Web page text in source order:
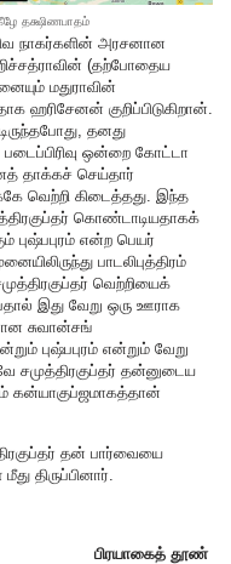
தக்ஷிணபாதம்
நாகர்களின் அரசனான
(தற்போதைய
மதுராவின்
ஹரிசேனன் குறிப்பிடுகிறான்.
தனது
ஒன்றை கோட்டா
தாக்கச் செய்தார்
வெற்றி கிடைத்தது. இந்த
கொண்டாடியதாகக்
புஷ்பபுரம் என்ற பெயர்
பாடலிபுத்திரம்
வெற்றியைக்
இது வேறு ஒரு ஊராக
சுவான்சங்
புஷ்பபுரம் என்றும் வேறு
சமுத்திரகுப்தர் தன்னுடைய
கன்யாகுப்ஜமாகத்தான்
தன் பார்வையை
திருப்பினார்.
பிரயாகைத் தூண்